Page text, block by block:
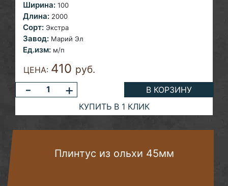
Ширина: 100
Длина: 2000
Сорт: Экстра
Завод: Марий Эл
Ед.изм: м/п
ЦЕНА: 410 руб.
- +
В КОРЗИНУ
КУПИТЬ В 1 КЛИК
Плинтус из ольхи 45мм